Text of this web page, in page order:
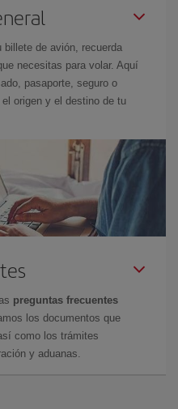
billete de avión, recuerda
necesitas para volar. Aquí
pasaporte, seguro o
origen y el destino de tu
preguntas frecuentes
los documentos que
como los trámites
y aduanas.